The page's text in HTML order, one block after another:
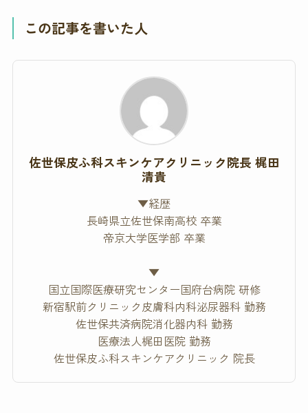
この記事を書いた人
佐世保皮ふ科スキンケアクリニック院長 梶田
清貴
▼経歴
長崎県立佐世保南高校 卒業
帝京大学医学部 卒業
▼
国立国際医療研究センター国府台病院 研修
新宿駅前クリニック皮膚科内科泌尿器科 勤務
佐世保共済病院消化器内科 勤務
医療法人梶田医院 勤務
佐世保皮ふ科スキンケアクリニック 院長